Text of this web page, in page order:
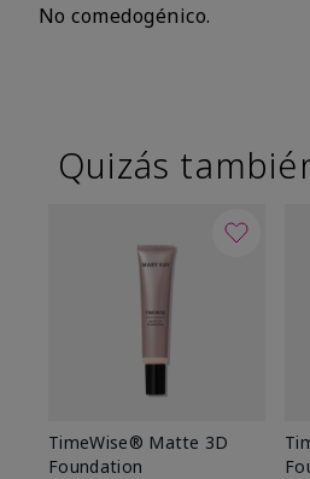
No comedogénico.
Quizás
TimeWise® Matte 3D
Foundation